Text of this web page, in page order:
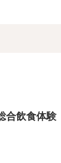
合飲食体験